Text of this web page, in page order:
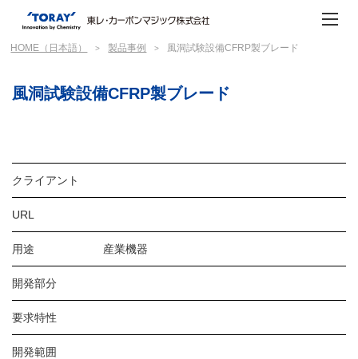
HOME（日本語） 製品事例 風洞試験設備CFRP製ブレード
風洞試験設備CFRP製ブレード
クライアント
URL
用途 産業機器
開発部分
要求特性
開発範囲